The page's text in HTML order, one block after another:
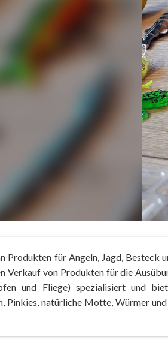
für Angeln, Jagd, Besteck
Verkauf von Produkten für die
und Fliege) spezialisiert und
Pinkies, natürliche Motte, Würmer